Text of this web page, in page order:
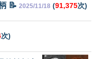
📝 2025/11/18 (91,375次)
次)